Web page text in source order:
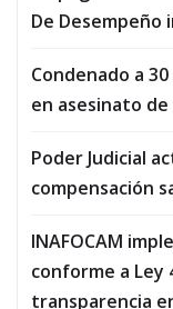
De Desempeño
Condenado a
en asesinato de
Poder Judicial
compensación
INAFOCAM
conforme a Ley
transparencia